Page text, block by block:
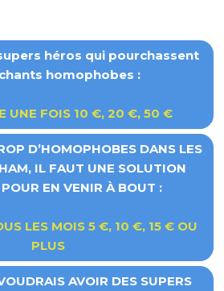
héros qui pourchassent
homophobes :
UNE FOIS 10 €, 20 €, 50 €
D’HOMOPHOBES DANS LES
IL FAUT UNE SOLUTION
EN VENIR À BOUT :
LES MOIS 5 €, 10 €, 15 € OU
PLUS
AVOIR DES SUPERS